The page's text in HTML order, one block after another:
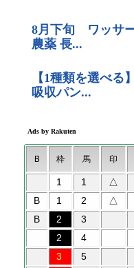
B 枠 馬 印
1 1 △
B
1 2 △
B
2 3
2
4
3
5